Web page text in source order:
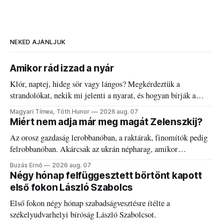
NEKED AJÁNLJUK
Amikor rád izzad a nyár
Klór, naptej, hideg sör vagy lángos? Megkérdeztük a
strandolókat, nekik mi jelenti a nyarat, és hogyan bírják a
kánikulát.
Magyari Tímea, Tóth Hunor 2026 aug. 07
Miért nem adja már meg magát Zelenszkij?
Az orosz gazdaság lerobbanóban, a raktárak, finomítók pedig
felrobbanóban. Akárcsak az ukrán népharag, amikor
elégedetlen vezetőivel.
Buzás Ernő 2026 aug. 07
Négy hónap felfüggesztett börtönt kapott
első fokon László Szabolcs
Első fokon négy hónap szabadságvesztésre ítélte a
székelyudvarhelyi bíróság László Szabolcsot.